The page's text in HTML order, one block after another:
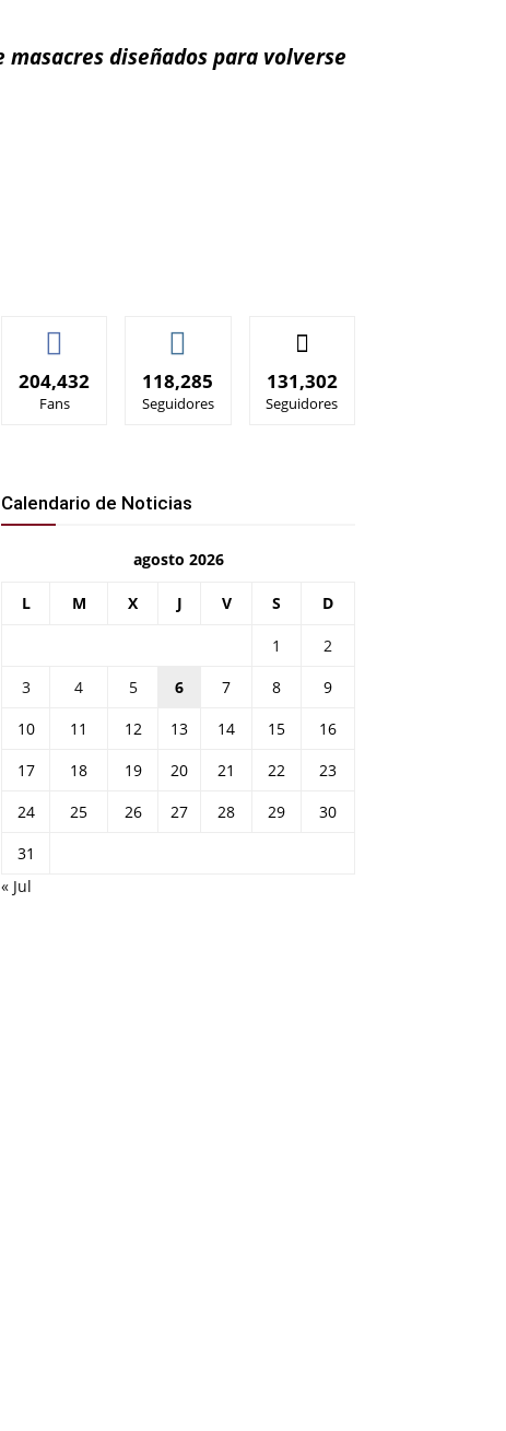
diseñados para volverse
204,432
Fans
118,285
Seguidores
131,302
Seguidores
Calendario de Noticias
agosto 2026
L M X J V S D
1
2
3
4 5 6 7 8
9
10
11 12 13 14 15
16
17
18 19 20 21 22
23
24
25 26 27 28 29
30
31
« Jul